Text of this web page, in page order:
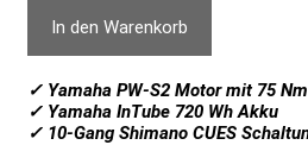
In den Warenkorb
✓ Yamaha PW-S2 Motor mit 75 Nm
✓ Yamaha InTube 720 Wh Akku
✓ 10-Gang Shimano CUES